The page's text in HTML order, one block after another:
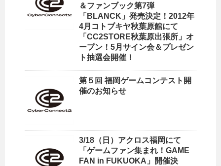
＆ファンブック第7弾
「BLANCK」発売決定！2012年
4月コトブキヤ秋葉原館にて
「CC2STORE秋葉原出張所」オ
ープン！5月サイン会＆プレゼン
ト抽選会開催！
第５回 福岡ゲームコンテスト開
催のお知らせ
3/18（日）アクロス福岡にて
「ゲームファン集まれ！GAME
FAN in FUKUOKA」開催決